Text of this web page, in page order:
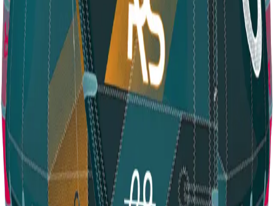
Descripción
Freeride de altas prestaciones Versatil con un enorme rango
de viento para todos los estilos de navegacion Suave y
estable con facil giro y sensaciones directas Eficiente en
vientos ligeros y prestaciones en todas las condiciones
Sustentacion increible y facil ceñida
Eleveight Distribuidor Oficial
info@azulkiteboarding.com +34 678 67 51 70